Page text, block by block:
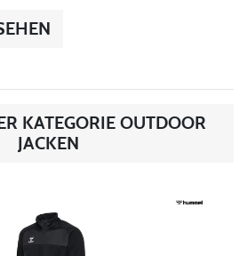
KATEGORIE OUTDOOR
JACKEN